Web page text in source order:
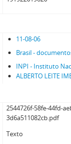
11-08-06
Brasil -
INPI - Instituto
ALBERTO LEITE
2544726f-58fe-44fd-
3d6a511082cb.pdf
Texto